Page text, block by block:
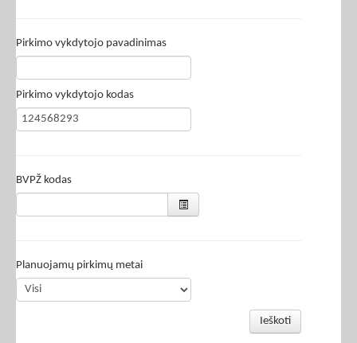
Pirkimo vykdytojo pavadinimas
Pirkimo vykdytojo kodas
BVPŽ kodas
Planuojamų pirkimų metai
Ieškoti